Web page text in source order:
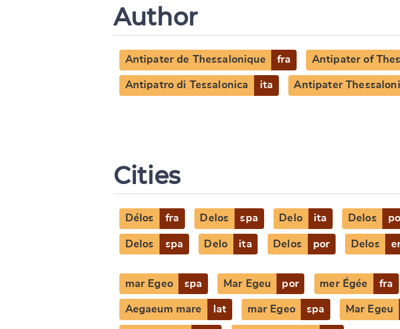
Author
Antipater de Thessalonique fra Antipater of
Antipatro di Tessalonica ita Antipater
Cities
Délos fra Delos spa Delo ita Delos
Delos spa Delo ita Delos por Delos
mar Egeo spa Mar Egeu por mer Égée fra
Aegaeum mare lat mar Egeo spa Mar Egeu